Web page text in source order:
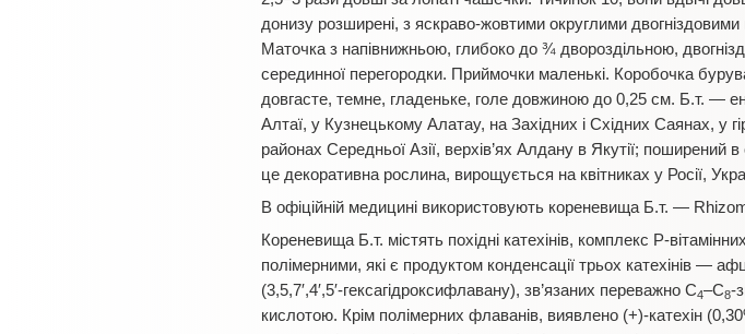
донизу розширені, з яскраво-жовтими округлими
Маточка з напівнижньою, глибоко до ¾ двороздільною,
серединної перегородки. Приймочки маленькі. Коробочка
довгасте, темне, гладеньке, голе довжиною до 0,25 см. Б.т. —
Алтаї, у Кузнецькому Алатау, на Західних і Східних Саянах, у
районах Середньої Азії, верхів’ях Алдану в Якутії;
це декоративна рослина, вирощується на квітниках у Росії,
В офіційній медицині використовують кореневища Б.т. —
Кореневища Б.т. містять похідні катехінів, комплекс Р-
полімерними, які є продуктом конденсації трьох катехінів —
(3,5,7′,4′,5′-гексагідроксифлавану), зв’язаних переважно С4–С8-
кислотою. Крім полімерних флаванів, виявлено (+)-катехін